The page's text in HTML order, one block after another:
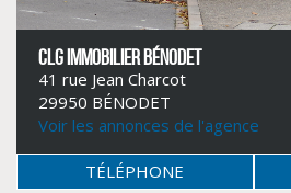
CLG IMMOBILIER BÉNODET
41 rue Jean Charcot
29950 BÉNODET
Voir les annonces de l'agence
TÉLÉPHONE